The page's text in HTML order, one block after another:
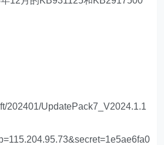
202401/UpdatePack7_V2024.1.1